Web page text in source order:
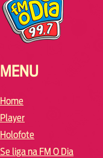
MENU
Home
Player
Holofote
Se liga na FM O Dia